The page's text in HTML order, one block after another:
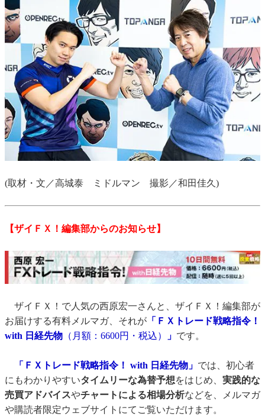
(取材・文／高城泰 ミドルマン 撮影／和田佳久)
【ザイＦＸ！編集部からのお知らせ】
ザイＦＸ！で人気の西原宏一さんと、ザイＦＸ！編集部が
お届けする有料メルマガ、それが 「ＦＸトレード戦略指令！
with 日経先物 （月額：6600円・税込） 」 です。
「ＦＸトレード戦略指令！ with 日経先物」 では、初心者
にもわかりやすいタイムリーな為替予想をはじめ、 実践的な
売買アドバイスやチャートによる相場分析などを、メルマガ
や購読者限定ウェブサイトにてご覧いただけます。